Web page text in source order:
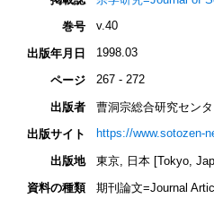
巻号
v.40
出版年月日 1998.03
ページ 267 - 272
出版者
曹洞宗総合研究セン
出版サイト
https://www.sotozen-
出版地
東京, 日本 [Tokyo,
資料の種類
期刊論文=Journal